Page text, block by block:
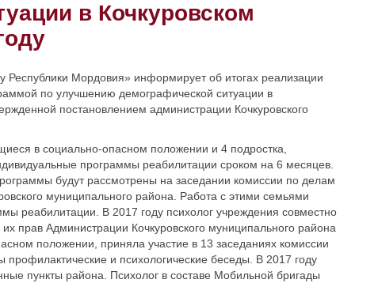
в Кочкуровском
Мордовия» информирует об итогах реализации
по улучшению демографической ситуации в
постановлением администрации Кочкуровского
в социально-опасном положении и 4 подростка,
программы реабилитации сроком на 6 месяцев.
будут рассмотрены на заседании комиссии по делам
муниципального района. Работа с этими семьями
реабилитации. В 2017 году психолог учреждения совместно
прав Администрации Кочкуровского муниципального района
положении, приняла участие в 13 заседаниях комиссии
и психологические беседы. В 2017 году
пункты района. Психолог в составе Мобильной бригады